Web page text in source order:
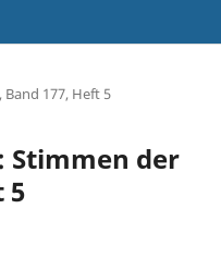
Band 177, Heft 5
Stimmen der
5